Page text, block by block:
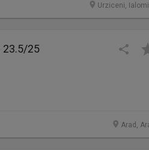
Urziceni,
23.5/25
Arad,